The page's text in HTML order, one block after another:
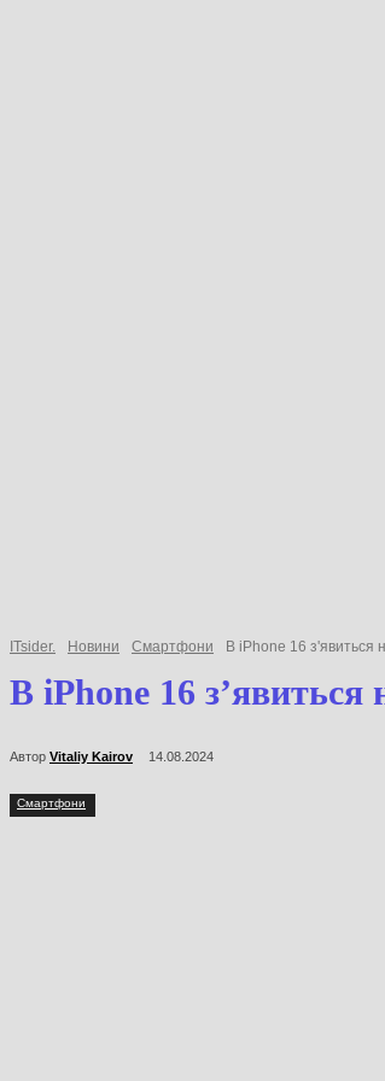
ITsider. Новини Смартфони В iPhone 16
В iPhone 16
Автор Vitaliy Kairov 14.08.2024
Смартфони